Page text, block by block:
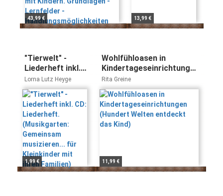
43,99 € 13,99 €
"Tierwelt" -
Liederheft inkl.
CD: Liederheft.
(Musikgarten:
Gemeinsam
musizieren... für
Kleinkinder mit
ihren Familien)
Lorna Lutz Heyge
1,99 €
Wohlfühloasen in
Kindertageseinrichtungen
(Hundert Welten entdeckt
das Kind)
Rita Greine
11,99 €